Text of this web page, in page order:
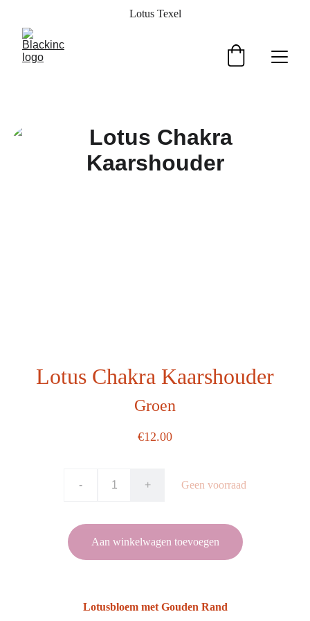
Lotus Texel
Lotus Chakra Kaarshouder
Groen
€12.00
- + Geen voorraad
Aan winkelwagen toevoegen
Lotusbloem met Gouden Rand